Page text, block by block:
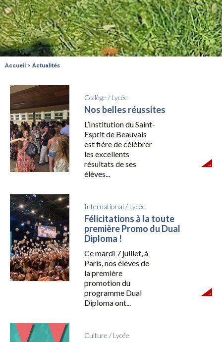
Accueil > Actualités
Collège / Lycée
Nos belles réussites
L’Institution du Saint-
Esprit de Beauvais
est fière de célébrer
les excellents
résultats de ses
élèves...
International / Lycée
Félicitations à la toute
première Promo du Dual
Diploma !
Ce mardi 7 juillet, à
Paris, nos élèves de
la première
promotion du
programme Dual
Diploma ont...
Culture / Lycée